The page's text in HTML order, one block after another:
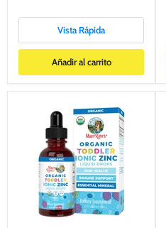
Vista Rápida
Añadir al carrito